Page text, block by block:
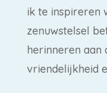
ik te inspireren
zenuwstelsel
herinneren aan
vriendelijkheid